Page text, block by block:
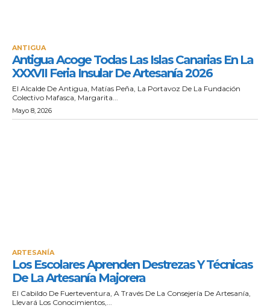
ANTIGUA
Antigua Acoge Todas Las Islas Canarias En La
XXXVII Feria Insular De Artesanía 2026
El Alcalde De Antigua, Matías Peña, La Portavoz De La Fundación
Colectivo Mafasca, Margarita...
Mayo 8, 2026
ARTESANÍA
Los Escolares Aprenden Destrezas Y Técnicas
De La Artesanía Majorera
El Cabildo De Fuerteventura, A Través De La Consejería De Artesanía,
Llevará Los Conocimientos,...